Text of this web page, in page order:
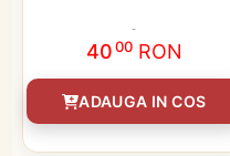
4000 RON
ADAUGA IN COS